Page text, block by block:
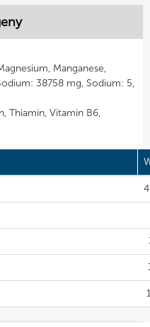
Manganese,
38758 mg, Sodium: 5,
Thiamin, Vitamin B6,